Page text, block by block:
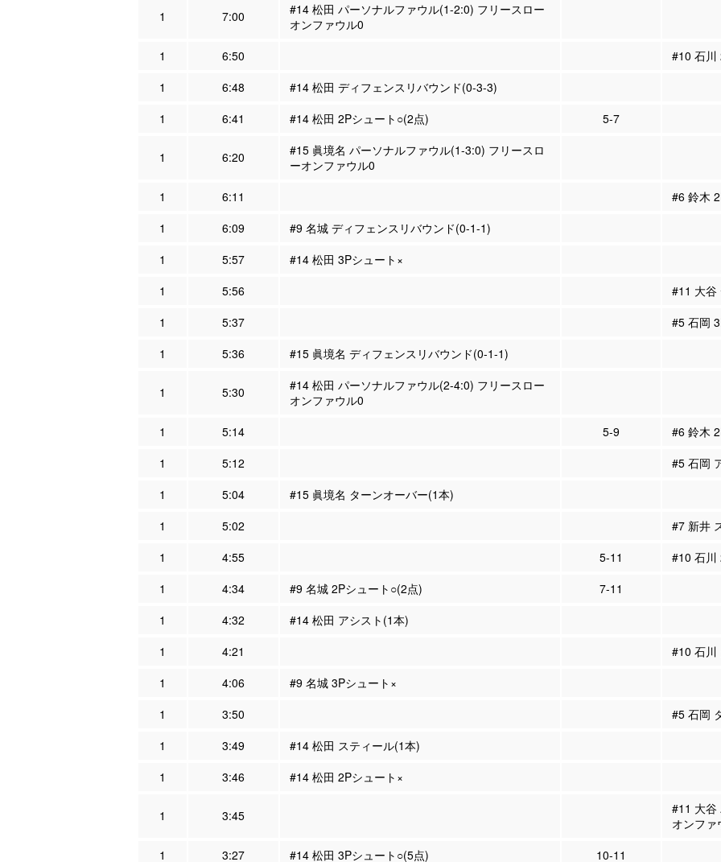
1 7:00
#14 松田 パーソナルファウル(1-2:0) フリースロー
オンファウル0
1
6:50
#10 石川
1
6:48
#14 松田 ディフェンスリバウンド(0-3-3)
1
6:41 #14 松田 2Pシュート○(2点) 5-7
1 6:20
#15 眞境名 パーソナルファウル(1-3:0) フリースロ
ーオンファウル0
1
6:11
#6 鈴木
1
6:09
#9 名城 ディフェンスリバウンド(0-1-1)
1
5:57
#14 松田 3Pシュート×
1
5:56
#11 大谷
1
5:37
#5 石岡
1
5:36 #15 眞境名 ディフェンスリバウンド(0-1-1)
1 5:30
#14 松田 パーソナルファウル(2-4:0) フリースロー
オンファウル0
1
5:14 5-9
#6 鈴木
1
5:12
#5 石岡
1
5:04
#15 眞境名 ターンオーバー(1本)
1
5:02
#7 新井
1
4:55 5-11
#10 石川
1
4:34 #9 名城 2Pシュート○(2点)
7-11
1
4:32
#14 松田 アシスト(1本)
1
4:21
#10 石川
1
4:06
#9 名城 3Pシュート×
1
3:50
#5 石岡
1
3:49
#14 松田 スティール(1本)
1
3:46 #14 松田 2Pシュート×
1 3:45
#11 大谷
オンファ
1
3:27 #14 松田 3Pシュート○(5点) 10-11